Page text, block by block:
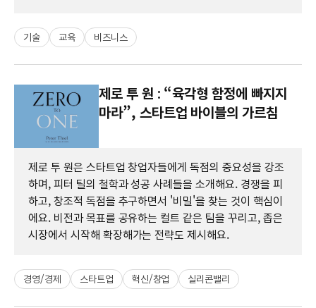
기술 교육 비즈니스
제로 투 원 : “육각형 함정에 빠지지
마라”, 스타트업 바이블의 가르침
제로 투 원은 스타트업 창업자들에게 독점의 중요성을 강조
하며, 피터 틸의 철학과 성공 사례들을 소개해요. 경쟁을 피
하고, 창조적 독점을 추구하면서 '비밀'을 찾는 것이 핵심이
에요. 비전과 목표를 공유하는 컬트 같은 팀을 꾸리고, 좁은
시장에서 시작해 확장해가는 전략도 제시해요.
경영/경제 스타트업 혁신/창업 실리콘밸리